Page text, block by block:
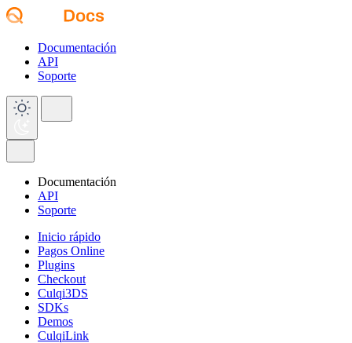
Documentación
API
Soporte
Documentación
API
Soporte
Inicio rápido
Pagos Online
Plugins
Checkout
Culqi3DS
SDKs
Demos
CulqiLink